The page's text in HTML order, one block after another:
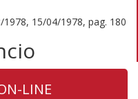
15/04/1978, pag. 180
LINE